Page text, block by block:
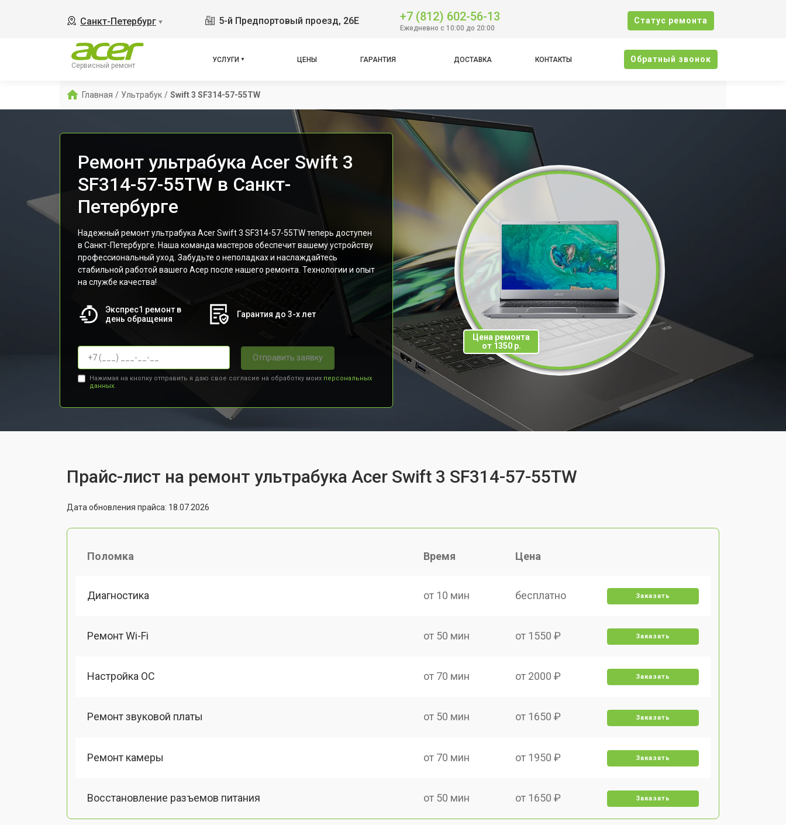
Санкт-Петербург ▼ 5-й Предпортовый проезд, 26Е +7 (812) 602-56-13
Ежедневно с 10:00 до 20:00
Cтатус ремонта
Сервисный ремонт
УСЛУГИ ЦЕНЫ ГАРАНТИЯ ДОСТАВКА КОНТАКТЫ Oбратный звонок
Главная / Ультрабук / Swift 3 SF314-57-55TW
Ремонт ультрабука Acer Swift 3
SF314-57-55TW в Санкт-
Петербурге
Надежный ремонт ультрабука Acer Swift 3 SF314-57-55TW теперь доступен
в Санкт-Петербурге. Наша команда мастеров обеспечит вашему устройству
профессиональный уход. Забудьте о неполадках и наслаждайтесь
стабильной работой вашего Асер после нашего ремонта. Технологии и опыт
на службе качества!
Экспрес1 ремонт в
день обращения
Гарантия до 3-х лет
Отправить заявку
Нажимая на кнопку отправить я даю свое согласие на обработку моих персональных
данных.
Цена ремонта
от 1350 р.
Прайс-лист на ремонт ультрабука Acer Swift 3 SF314-57-55TW
Дата обновления прайса: 18.07.2026
Поломка Время Цена
Диагностика от 10 мин бесплатно Заказать
Ремонт Wi-Fi от 50 мин от 1550 ₽ Заказать
Настройка ОС от 70 мин от 2000 ₽ Заказать
Ремонт звуковой платы от 50 мин от 1650 ₽ Заказать
Ремонт камеры от 70 мин от 1950 ₽ Заказать
Восстановление разъемов питания от 50 мин от 1650 ₽ Заказать